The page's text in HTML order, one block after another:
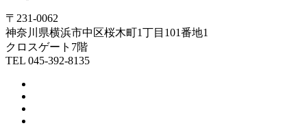
〒231-0062
神奈川県横浜市中区桜木町1丁目101番地1
クロスゲート7階
TEL 045-392-8135